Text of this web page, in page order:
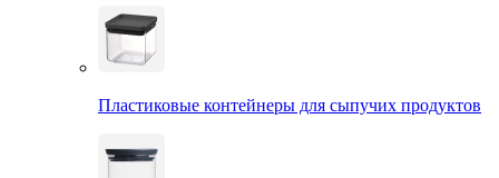
Пластиковые контейнеры для сыпучих продуктов